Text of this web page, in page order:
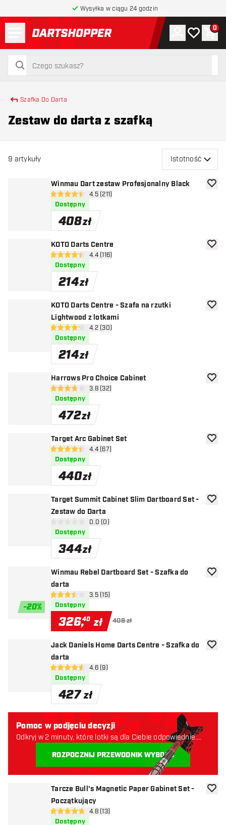
Wysyłka w ciągu 24 godzin
powrót do strony głównej
szukaj
szukaj
Konto
Moja lista
0
Szafka Do Darta
Zestaw do darta z szafką
9 artykuły Istotność
Winmau Dart zestaw Profesjonalny Black
otwórz panel recenzji
4.5 gwiazdki oceny
4.5 (211)
Dostępny
408zł
KOTO Darts Centre
otwórz panel recenzji
4.4 gwiazdki oceny
4.4 (116)
Dostępny
214zł
KOTO Darts Centre - Szafa na rzutki
Lightwood z lotkami
otwórz panel recenzji
4.2 gwiazdki oceny
4.2 (30)
Dostępny
214zł
Harrows Pro Choice Cabinet
otwórz panel recenzji
3.8 gwiazdki oceny
3.8 (32)
Dostępny
472zł
Target Arc Gabinet Set
otwórz panel recenzji
4.4 gwiazdki oceny
4.4 (67)
Dostępny
440zł
Target Summit Cabinet Slim Dartboard Set -
Zestaw do Darta
otwórz panel recenzji
0 gwiazdki oceny0.0 (0)
Dostępny
344zł
-20%
Winmau Rebel Dartboard Set - Szafka do
darta
otwórz panel recenzji
3.5 gwiazdki oceny
3.5 (15)
Dostępny
326,40 zł 408 zł
Jack Daniels Home Darts Centre - Szafka do
darta
otwórz panel recenzji
4.6 gwiazdki oceny
4.6 (9)
Dostępny
427 zł
Tarcze Bull's Magnetic Paper Gabinet Set -
Początkujący
otwórz panel recenzji
4.8 gwiazdki oceny
4.8 (13)
Dostępny
Pomoc w podjęciu decyzji
Odkryj w 2 minuty, które lotki są dla Ciebie odpowiednie.
ROZPOCZNIJ PRZEWODNIK WYBORU